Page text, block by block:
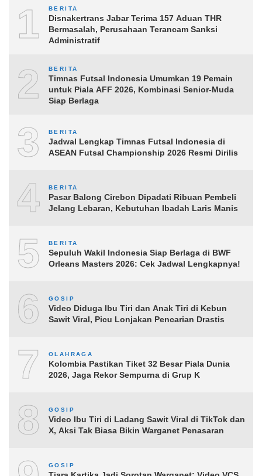
1 BERITA
Disnakertrans Jabar Terima 157 Aduan THR
Bermasalah, Perusahaan Terancam Sanksi
Administratif
2 BERITA
Timnas Futsal Indonesia Umumkan 19 Pemain
untuk Piala AFF 2026, Kombinasi Senior-Muda
Siap Berlaga
3 BERITA
Jadwal Lengkap Timnas Futsal Indonesia di
ASEAN Futsal Championship 2026 Resmi Dirilis
4 BERITA
Pasar Balong Cirebon Dipadati Ribuan Pembeli
Jelang Lebaran, Kebutuhan Ibadah Laris Manis
5 BERITA
Sepuluh Wakil Indonesia Siap Berlaga di BWF
Orleans Masters 2026: Cek Jadwal Lengkapnya!
6 GOSIP
Video Diduga Ibu Tiri dan Anak Tiri di Kebun
Sawit Viral, Picu Lonjakan Pencarian Drastis
7 OLAHRAGA
Kolombia Pastikan Tiket 32 Besar Piala Dunia
2026, Jaga Rekor Sempurna di Grup K
8 GOSIP
Video Ibu Tiri di Ladang Sawit Viral di TikTok dan
X, Aksi Tak Biasa Bikin Warganet Penasaran
GOSIP